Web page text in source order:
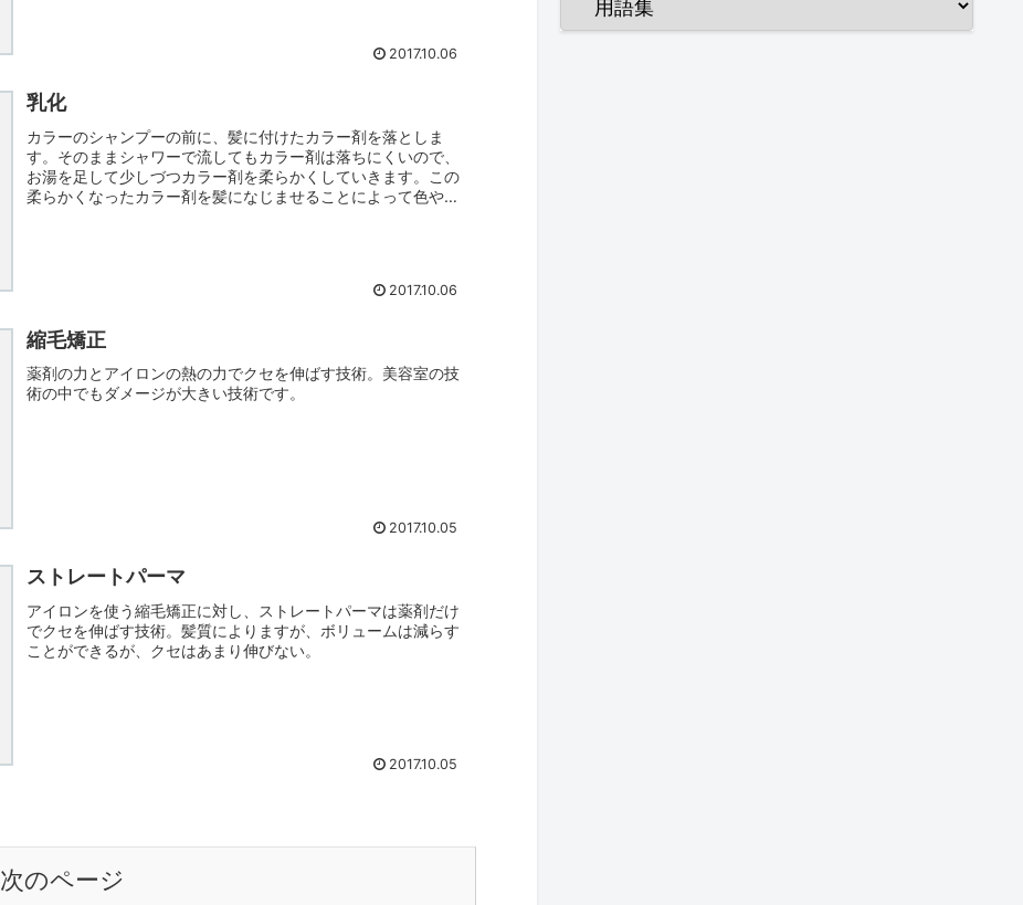
2017.10.06
乳化
カラーのシャンプーの前に、髪に付けたカラー剤を落としま
す。そのままシャワーで流してもカラー剤は落ちにくいので、
お湯を足して少しづつカラー剤を柔らかくしていきます。この
柔らかくなったカラー剤を髪になじませることによって色やカ
2017.10.06
縮毛矯正
薬剤の力とアイロンの熱の力でクセを伸ばす技術。美容室の技
術の中でもダメージが大きい技術です。
2017.10.05
ストレートパーマ
アイロンを使う縮毛矯正に対し、ストレートパーマは薬剤だけ
でクセを伸ばす技術。髪質によりますが、ボリュームは減らす
ことができるが、クセはあまり伸びない。
2017.10.05
次のページ